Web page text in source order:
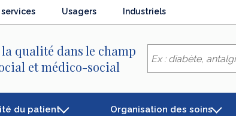
Usagers Industriels
qualité dans le champ
et médico-social
du patient Organisation des soins